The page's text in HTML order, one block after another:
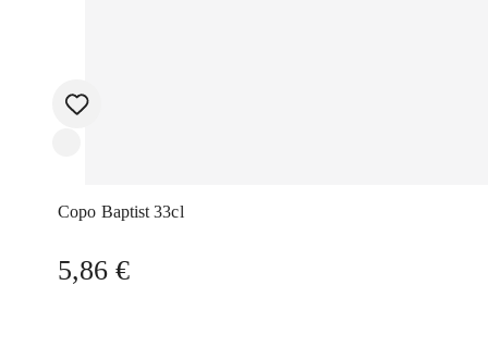
Copo Baptist 33cl
5,86 €